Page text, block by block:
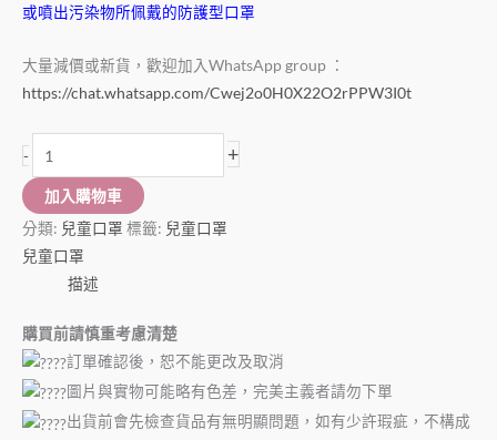
或噴出污染物所佩戴的防護型口罩
大量減價或新貨，歡迎加入WhatsApp group ：
https://chat.whatsapp.com/Cwej2o0H0X22O2rPPW3I0t
- +
加入購物車
分類: 兒童口罩 標籤: 兒童口罩
兒童口罩
描述
購買前請慎重考慮清楚
訂單確認後，恕不能更改及取消
圖片與實物可能略有色差，完美主義者請勿下單
出貨前會先檢查貨品有無明顯問題，如有少許瑕疵，不構成